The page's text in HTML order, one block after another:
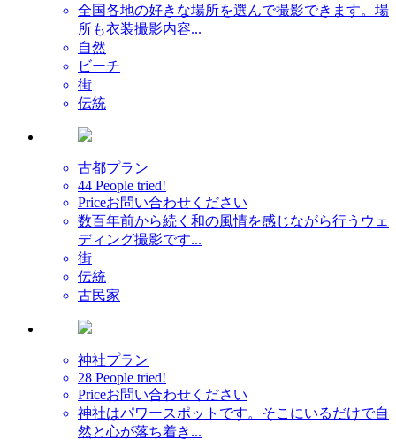
全国各地の好きな場所を選んで撮影できます。場
所も衣装撮影内容...
自然
ビーチ
街
伝統
古都プラン
44 People tried!
Priceお問い合わせください
数百年前から続く和の風情を感じながら行うウェ
ディング撮影です...
街
伝統
古民家
神社プラン
28 People tried!
Priceお問い合わせください
神社はパワースポットです。そこにいるだけで自
然と心が落ち着き...